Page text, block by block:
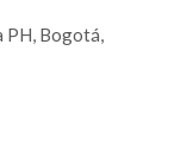
PH, Bogotá,